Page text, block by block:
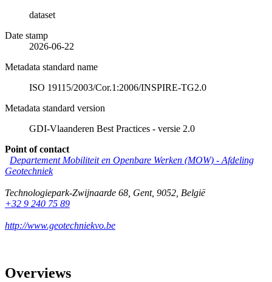
dataset
Date stamp
2026-06-22
Metadata standard name
ISO 19115/2003/Cor.1:2006/INSPIRE-TG2.0
Metadata standard version
GDI-Vlaanderen Best Practices - versie 2.0
Point of contact
Departement Mobiliteit en Openbare Werken (MOW) - Afdeling
Geotechniek
Technologiepark-Zwijnaarde 68 Gent, 9052 België
+32 9 240 75 89
http://www.geotechniekvo.be
Overviews